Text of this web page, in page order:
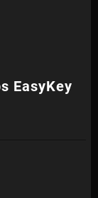
EasyKey